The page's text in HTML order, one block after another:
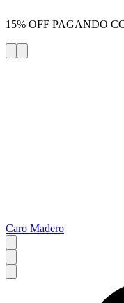
15% OFF PAGANDO
Caro Madero